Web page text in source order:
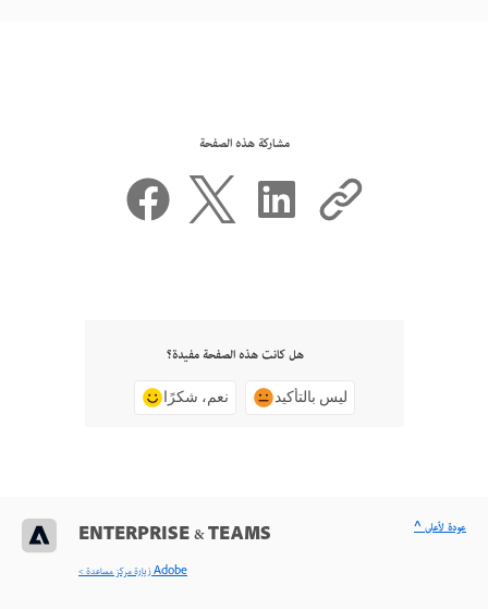
مشاركة هذه الصفحة
هل كانت هذه الصفحة مفيدة؟
نعم، شكرًا ليس بالتأكيد
ENTERPRISE & TEAMS
< زيارة مركز مساعدة Adobe
^ عودة لأعلى